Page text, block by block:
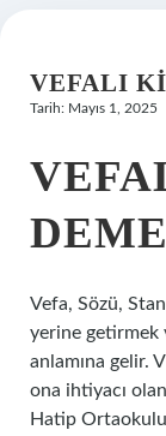
Hakkımızda
VEFALI
Tarih: Mayıs 1, 2025
Vefa, Sözü,
yerine getirmek
anlamına gelir.
ona ihtiyacı
Hatip